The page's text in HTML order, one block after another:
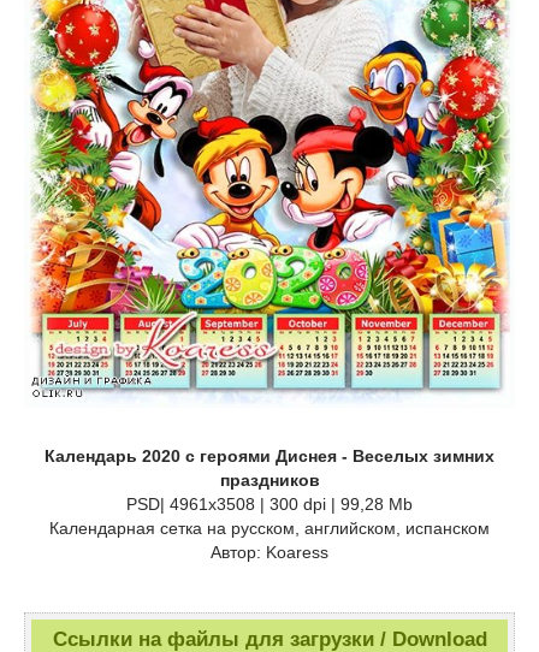
Календарь 2020 с героями Диснея - Веселых зимних
праздников
PSD| 4961x3508 | 300 dpi | 99,28 Mb
Календарная сетка на русском, английском, испанском
Автор: Koaress
Ссылки на файлы для загрузки / Download